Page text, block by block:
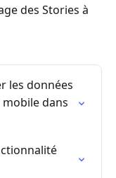
des Stories à
les données
dans